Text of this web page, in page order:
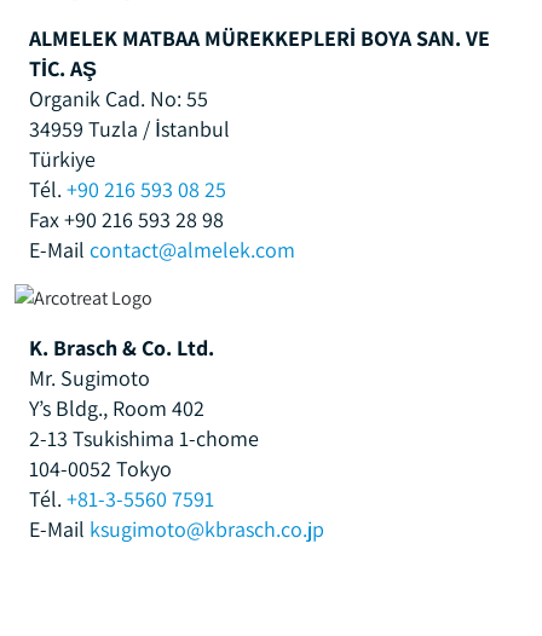
ALMELEK MATBAA MÜREKKEPLERİ BOYA SAN. VE
TİC. AŞ
Organik Cad. No: 55
34959 Tuzla / İstanbul
Türkiye
Tél. +90 216 593 08 25
Fax +90 216 593 28 98
E-Mail contact@almelek.com
K. Brasch & Co. Ltd.
Mr. Sugimoto
Y’s Bldg., Room 402
2-13 Tsukishima 1-chome
104-0052 Tokyo
Tél. +81-3-5560 7591
E-Mail ksugimoto@kbrasch.co.jp